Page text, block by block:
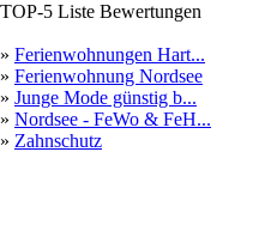
TOP-5 Liste Bewertungen
» Ferienwohnungen Hart...
» Ferienwohnung Nordsee
» Junge Mode günstig b...
» Nordsee - FeWo & FeH...
» Zahnschutz